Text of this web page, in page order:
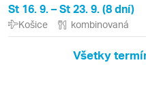
St 16. 9. – St 23. 9. (8 dní)
Košice kombinovaná
Všetky